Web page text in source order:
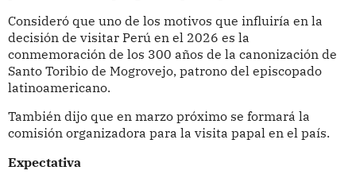
Consideró que uno de los motivos que influiría en la
decisión de visitar Perú en el 2026 es la
conmemoración de los 300 años de la canonización de
Santo Toribio de Mogrovejo, patrono del episcopado
latinoamericano.
También dijo que en marzo próximo se formará la
comisión organizadora para la visita papal en el país.
Expectativa